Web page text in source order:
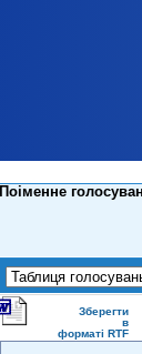
Поіменне
Зберегти
в
форматі RTF